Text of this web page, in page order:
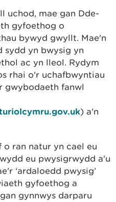
uchod, mae gan Dde-
gyfoethog o
bywyd gwyllt. Mae'n
sydd yn bwysig yn
ac yn lleol. Rydym
rhai o'r uchafbwyntiau
gwybodaeth fanwl
) a'n
ran natur yn cael eu
eu pwysigrwydd a'u
‘ardaloedd pwysig’
gyfoethog a
gynnwys darparu